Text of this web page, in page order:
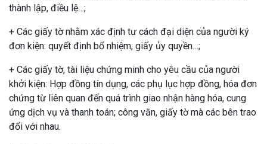
thành lập, điều lệ…;
+ Các giấy tờ nhằm xác định tư cách đại diện của người ký
đơn kiện: quyết định bổ nhiệm, giấy ủy quyền…;
+ Các giấy tờ, tài liệu chứng minh cho yêu cầu của người
khởi kiện: Hợp đồng tín dụng, các phụ lục hợp đồng, hóa đơn
chứng từ liên quan đến quá trình giao nhận hàng hóa, cung
ứng dịch vụ và thanh toán; công văn, giấy tờ mà các bên trao
đổi với nhau.